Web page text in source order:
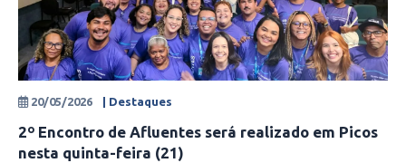
20/05/2026 | Destaques
2º Encontro de Afluentes será realizado em Picos
nesta quinta-feira (21)